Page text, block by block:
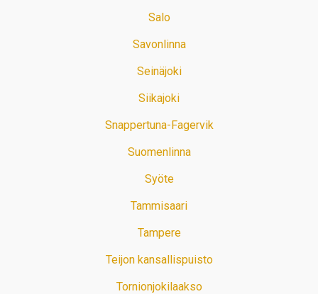
Salo
Savonlinna
Seinäjoki
Siikajoki
Snappertuna-Fagervik
Suomenlinna
Syöte
Tammisaari
Tampere
Teijon kansallispuisto
Tornionjokilaakso